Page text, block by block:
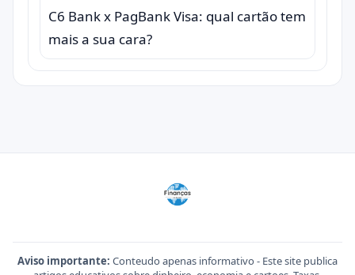
C6 Bank x PagBank Visa: qual cartão tem
mais a sua cara?
Aviso importante: Conteudo apenas informativo - Este site publica